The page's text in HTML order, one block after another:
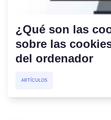
¿Qué son las
sobre las
del ordenador
ARTÍCULOS